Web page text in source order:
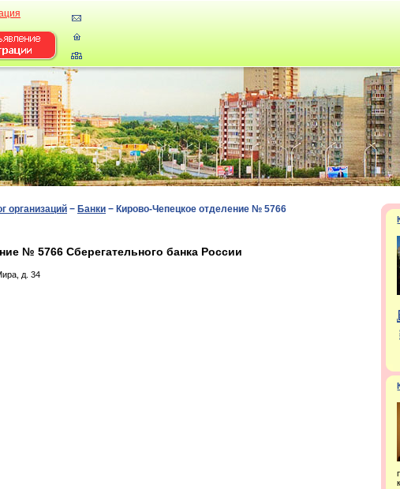
организаций − Банки − Кирово-Чепецкое отделение № 5766
№ 5766 Сберегательного банка России
д. 34